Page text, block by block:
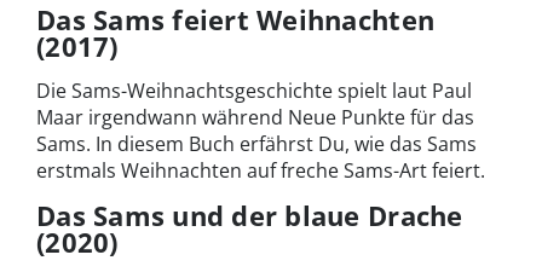
Das Sams feiert Weihnachten
(2017)
Die Sams-Weihnachtsgeschichte spielt laut Paul
Maar irgendwann während Neue Punkte für das
Sams. In diesem Buch erfährst Du, wie das Sams
erstmals Weihnachten auf freche Sams-Art feiert.
Das Sams und der blaue Drache
(2020)